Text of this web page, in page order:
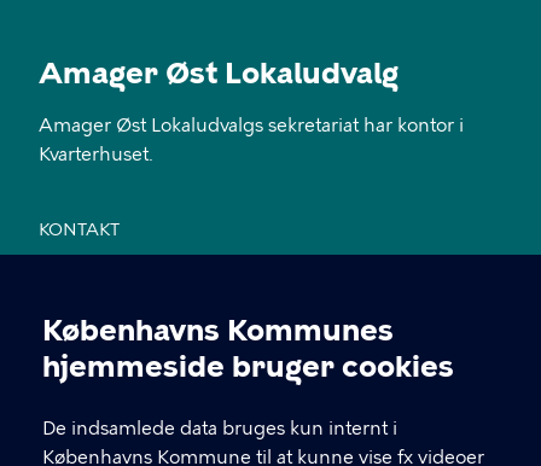
Cookieindstillinger
Københavns Kommunes
hjemmeside bruger cookies
De indsamlede data bruges kun internt i
Københavns Kommune til at kunne vise fx videoer
Amager Øst Lokaludvalg
Amager Øst Lokaludvalgs sekretariat har kontor i
Kvarterhuset.
KONTAKT
28 11 94 54
EAN nr. 5798009800459